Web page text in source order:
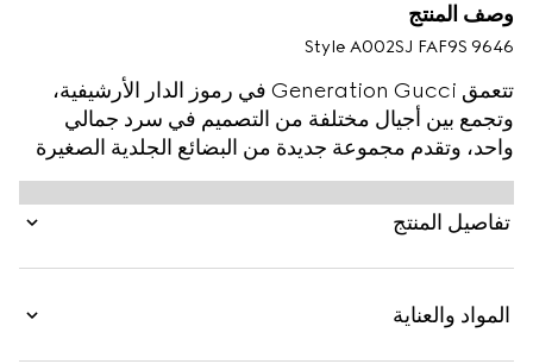
وصف المنتج
Style ‎A002SJ FAF9S 9646
تتعمق Generation Gucci في رموز الدار الأرشيفية،
وتجمع بين أجيال مختلفة من التصميم في سرد جمالي
واحد، وتقدم مجموعة جديدة من البضائع الجلدية الصغيرة
مع تفصيل ويب بارز على كانفاس GG المطلي. تكتمل
بتقليم من الجلد، يكشف هذا التصميم المتعدد الاستخدامات
عن بنية غير مبطنة تجعله أنيقًا وخفيف الوزن.
تفاصيل المنتج
المواد والعناية